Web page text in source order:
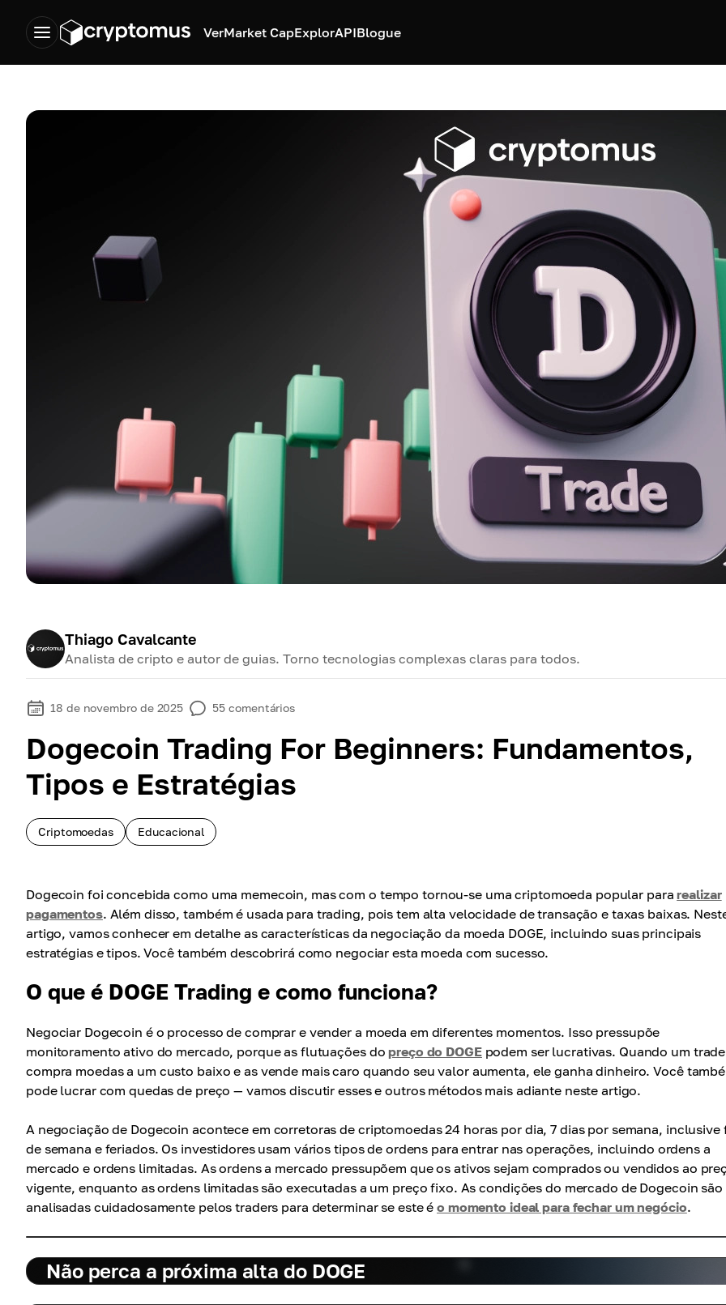
VerMarket CapExplorAPIBlogue
Thiago Cavalcante
Analista de cripto e autor de guias. Torno tecnologias complexas claras para todos.
18 de novembro de 2025 55 comentários
Dogecoin Trading For Beginners: Fundamentos,
Tipos e Estratégias
Criptomoedas Educacional
Dogecoin foi concebida como uma memecoin, mas com o tempo tornou-se uma criptomoeda popular pararealizar
pagamentos. Além disso, também é usada para trading, pois tem alta velocidade de transação e taxas baixas.
artigo, vamos conhecer em detalhe as características da negociação da moeda DOGE, incluindo suas principais
estratégias e tipos. Você também descobrirá como negociar esta moeda com sucesso.
O que é DOGE Trading e como funciona?
Negociar Dogecoin é o processo de comprar e vender a moeda em diferentes momentos. Isso pressupõe
monitoramento ativo do mercado, porque as flutuações dopreço do DOGEpodem ser lucrativas. Quando um
compra moedas a um custo baixo e as vende mais caro quando seu valor aumenta, ele ganha dinheiro. Você
pode lucrar com quedas de preço — vamos discutir esses e outros métodos mais adiante neste artigo.
A negociação de Dogecoin acontece em corretoras de criptomoedas 24 horas por dia, 7 dias por semana, inclusive
de semana e feriados. Os investidores usam vários tipos de ordens para entrar nas operações, incluindo ordens a
mercado e ordens limitadas. As ordens a mercado pressupõem que os ativos sejam comprados ou vendidos ao
vigente, enquanto as ordens limitadas são executadas a um preço fixo. As condições do mercado de Dogecoin são
analisadas cuidadosamente pelos traders para determinar se este éo momento ideal para fechar um negócio.
Não perca a próxima alta do DOGE